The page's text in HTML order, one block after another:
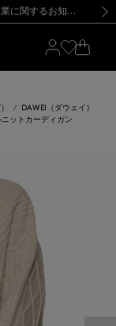
新規登録のお客様も対象！＜MY BARNEYS＞会員のお客様は11,000円（税込）以上のお買上げで常時送料無料！お買い物の際は会員登録を！
】(2026.8.7) 【オンラインストア カスタマーセンター夏季休業に関するお知らせ】（2026.8.7）
【夏季休業に伴う返品・交換承り一時停止のお知らせ】（2026.8.5）
お届けについて
注意事項 新規登録のお客様も対象！＜MY BARNEYS＞会員のお客様は11,000円（税込）以上のお買上げで常時送料無料！お買い物の際は会員登録を！
】(2026.8.7)
DAWEI（ダウェイ）
ットカーディガン